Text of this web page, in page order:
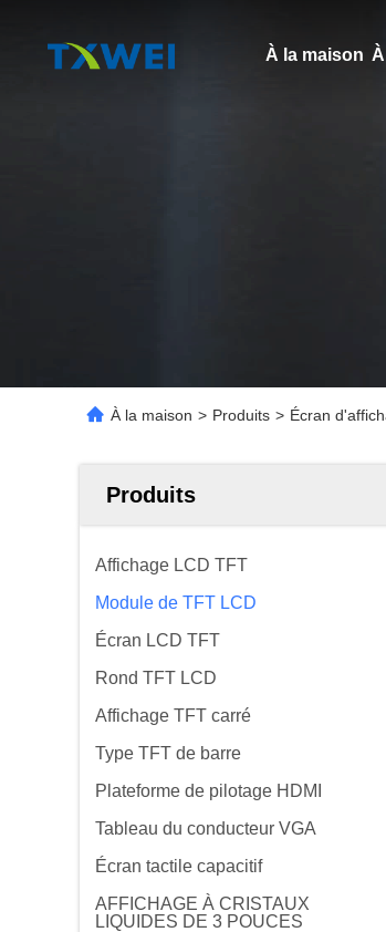
À la maison
À la maison > Produits > Écran
Produits
Affichage LCD TFT
Module de TFT LCD
Écran LCD TFT
Rond TFT LCD
Affichage TFT carré
Type TFT de barre
Plateforme de pilotage HDMI
Tableau du conducteur VGA
Écran tactile capacitif
AFFICHAGE À CRISTAUX
LIQUIDES DE 3 POUCES